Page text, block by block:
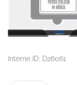
Interne ID: D26061